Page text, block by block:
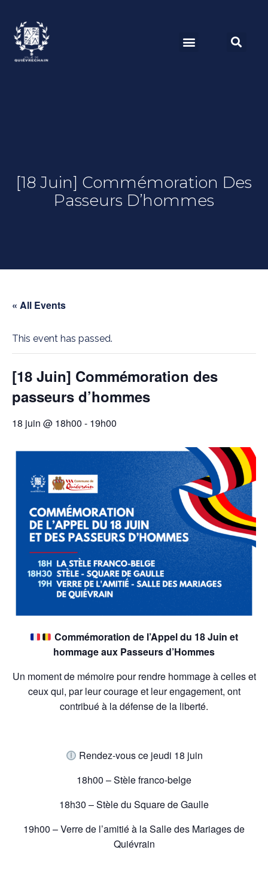
[18 Juin] Commémoration Des
Passeurs D’hommes
« All Events
This event has passed.
[18 Juin] Commémoration des
passeurs d’hommes
18 juin @ 18h00 - 19h00
Commémoration de l’Appel du 18 Juin et
hommage aux Passeurs d’Hommes
Un moment de mémoire pour rendre hommage à celles et
ceux qui, par leur courage et leur engagement, ont
contribué à la défense de la liberté.
Rendez-vous ce jeudi 18 juin
18h00 – Stèle franco-belge
18h30 – Stèle du Square de Gaulle
19h00 – Verre de l’amitié à la Salle des Mariages de
Quiévrain